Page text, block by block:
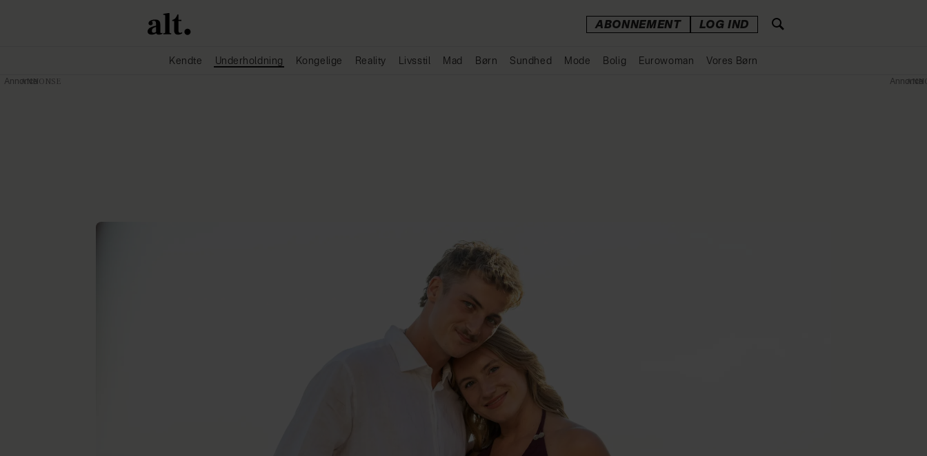
ABONNEMENT LOG IND
Kendte Underholdning Kongelige Reality Livsstil Mad Børn Sundhed Mode Bolig Eurowoman Vores Børn
Annonce Annonce